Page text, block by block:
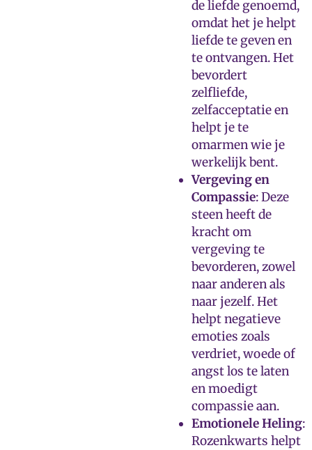
de liefde genoemd,
omdat het je helpt
liefde te geven en
te ontvangen. Het
bevordert
zelfliefde,
zelfacceptatie en
helpt je te
omarmen wie je
werkelijk bent.
Vergeving en
Compassie: Deze
steen heeft de
kracht om
vergeving te
bevorderen, zowel
naar anderen als
naar jezelf. Het
helpt negatieve
emoties zoals
verdriet, woede of
angst los te laten
en moedigt
compassie aan.
Emotionele Heling:
Rozenkwarts helpt